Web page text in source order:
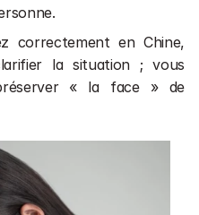
correctement en Chine,
la situation ; vous
« la face » de